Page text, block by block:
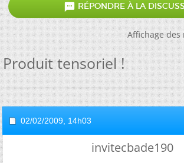
 RÉPONDRE À LA
Affichage
Produit tensoriel !
02/02/2009, 14h03
invitecbade190